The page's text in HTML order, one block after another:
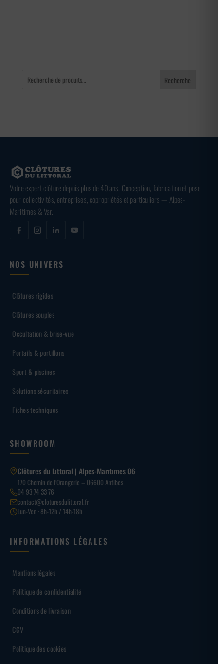
Recherche
Votre expert clôture depuis plus de 40 ans. Conception, fabrication et pose
pour collectivités, entreprises, copropriétés et particuliers — Alpes-
Maritimes & Var.
NOS UNIVERS
Clôtures rigides
Clôtures souples
Occultation & brise-vue
Portails & portillons
Sport & piscines
Solutions sécuritaires
Fiches techniques
SHOWROOM
Clôtures du Littoral | Alpes-Maritimes 06
170 Chemin de l’Orangerie – 06600 Antibes
04 93 74 33 76
contact@cloturesdulittoral.fr
Lun-Ven · 8h-12h / 14h-18h
INFORMATIONS LÉGALES
Mentions légales
Politique de confidentialité
Conditions de livraison
CGV
Politique des cookies